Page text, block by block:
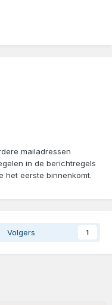
mailadressen
in de berichtregels
het eerste binnenkomt.
Volgers 1